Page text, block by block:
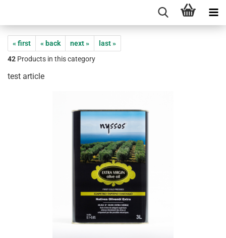
« first « back next »
last »
42 Products in this category
test article